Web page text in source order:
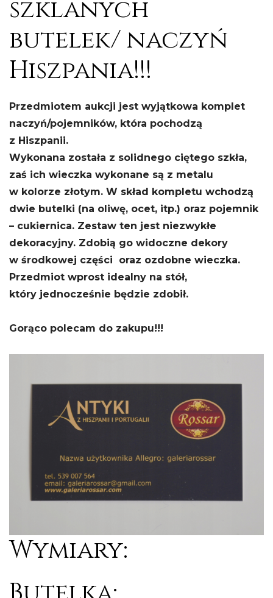
szklanych
butelek/ naczyń
Hiszpania!!!
Przedmiotem aukcji jest wyjątkowa komplet
naczyń/pojemników, która pochodzą
z Hiszpanii.
Wykonana została z solidnego ciętego szkła,
zaś ich wieczka wykonane są z metalu
w kolorze złotym. W skład kompletu wchodzą
dwie butelki (na oliwę, ocet, itp.) oraz pojemnik
– cukiernica. Zestaw ten jest niezwykłe
dekoracyjny. Zdobią go widoczne dekory
w środkowej części oraz ozdobne wieczka.
Przedmiot wprost idealny na stół,
który jednocześnie będzie zdobił.
Gorąco polecam do zakupu!!!
Wymiary: